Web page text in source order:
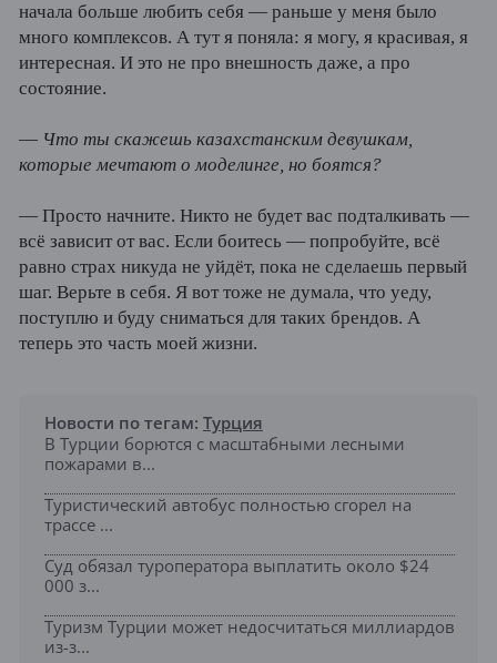
начала больше любить себя — раньше у меня было
много комплексов. А тут я поняла: я могу, я красивая, я
интересная. И это не про внешность даже, а про
состояние.
— Что ты скажешь казахстанским девушкам,
которые мечтают о моделинге, но боятся?
— Просто начните. Никто не будет вас подталкивать —
всё зависит от вас. Если боитесь — попробуйте, всё
равно страх никуда не уйдёт, пока не сделаешь первый
шаг. Верьте в себя. Я вот тоже не думала, что уеду,
поступлю и буду сниматься для таких брендов. А
теперь это часть моей жизни.
Новости по тегам: Турция
В Турции борются с масштабными лесными
пожарами в...
Туристический автобус полностью сгорел на
трассе ...
Суд обязал туроператора выплатить около $24
000 з...
Туризм Турции может недосчитаться миллиардов
из-з...